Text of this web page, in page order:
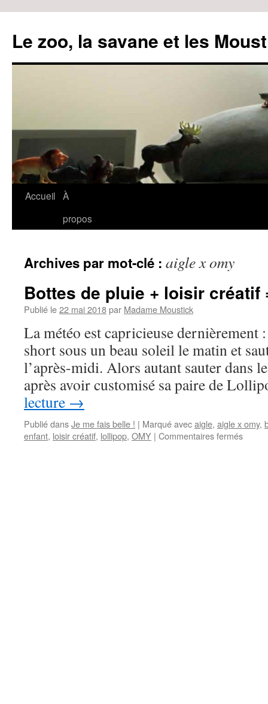
Le zoo, la savane et les
Aller
Accueil À
propos
Archives par mot-clé : aigle x omy
Bottes de pluie + loisir créatif
Publié le22 mai 2018par Madame Moustick
La météo est capricieuse dernièrement
short sous un beau soleil le matin et
l’après-midi. Alors autant sauter dans
après avoir customisé sa paire de
lecture →
Publié dansJe me fais belle ! | Marqué avecaigle, aigle x omy,
enfant, loisir créatif, lollipop, OMY | Commentaires fermés